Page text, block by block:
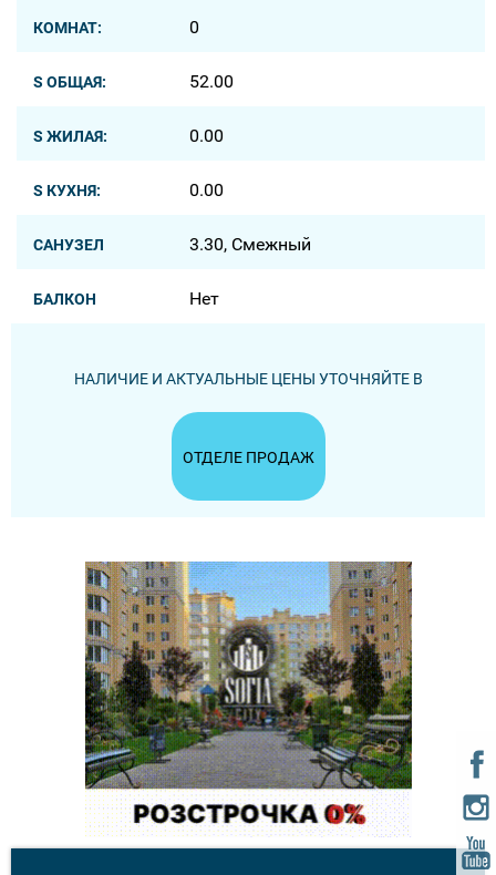
КОМНАТ: 0
S ОБЩАЯ: 52.00
S ЖИЛАЯ: 0.00
S КУХНЯ: 0.00
САНУЗЕЛ 3.30, Смежный
БАЛКОН Нет
НАЛИЧИЕ И АКТУАЛЬНЫЕ ЦЕНЫ УТОЧНЯЙТЕ В
ОТДЕЛЕ ПРОДАЖ